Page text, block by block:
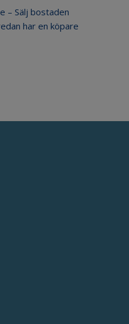
– Sälj bostaden
har en köpare